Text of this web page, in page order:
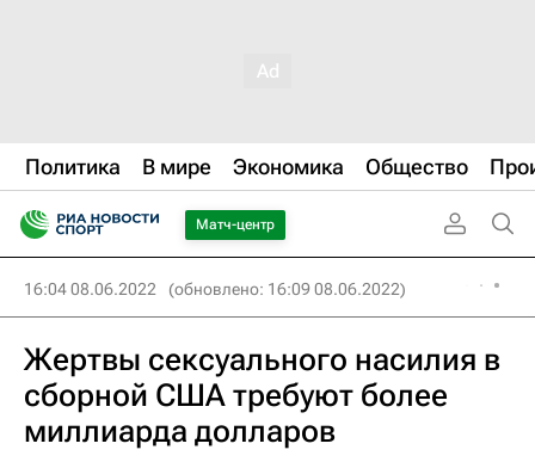
Политика В мире Экономика Общество
Матч-центр
16:04 08.06.2022 (обновлено: 16:09 08.06.2022)
Жертвы сексуального насилия в
сборной США требуют более
миллиарда долларов